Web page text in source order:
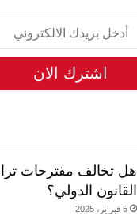
هل تخالف مقترحات
القانون الدولي؟
5 فبراير، 2025